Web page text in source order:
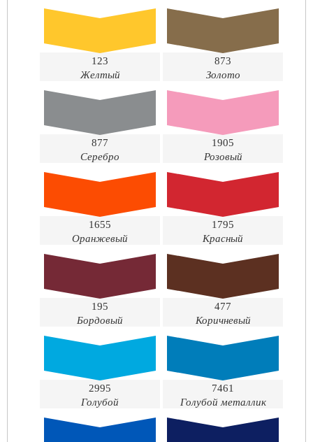
123
Желтый
873
Золото
877
Серебро
1905
Розовый
1655
Оранжевый
1795
Красный
195
Бордовый
477
Коричневый
2995
Голубой
7461
Голубой металлик